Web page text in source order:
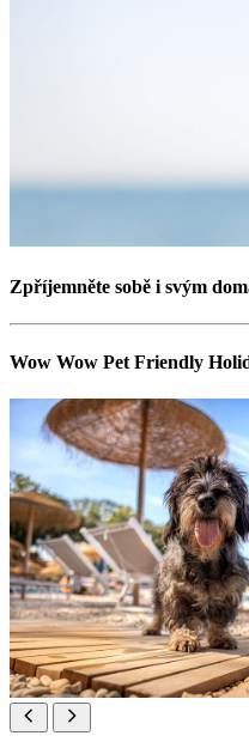
Zpříjemněte sobě i svým
Wow Wow Pet Friendly